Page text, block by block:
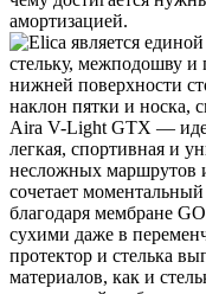
Aira V-Light GTX —
легкая, спортивная и
несложных маршрутов
сочетает
благодаря мембране
сухими даже в
протектор и стелька
материалов, как и